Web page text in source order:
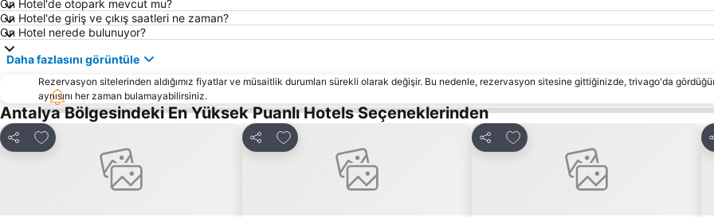
On Hotel'de otopark mevcut mu?
On Hotel'de giriş ve çıkış saatleri ne zaman?
On Hotel nerede bulunuyor?
Daha fazlasını görüntüle
Rezervasyon sitelerinden aldığımız fiyatlar ve müsaitlik durumları sürekli olarak değişir. Bu nedenle, rezervasyon sitesine gittiğinizde, trivago'da
aynısını her zaman bulamayabilirsiniz.
Antalya Bölgesindeki En Yüksek Puanlı Hotels Seçeneklerinden
Paylaş
Favorilerime ekle
Paylaş
Favorilerime ekle
Paylaş
Favorilerime ekle